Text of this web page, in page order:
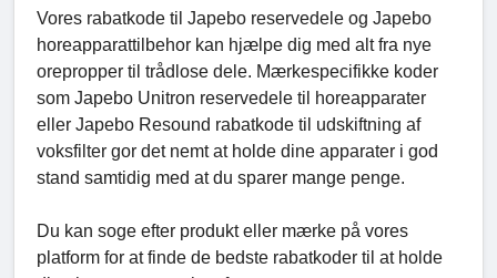
Vores rabatkode til Japebo reservedele og Japebo
horeapparattilbehor kan hjælpe dig med alt fra nye
orepropper til trådlose dele. Mærkespecifikke koder
som Japebo Unitron reservedele til horeapparater
eller Japebo Resound rabatkode til udskiftning af
voksfilter gor det nemt at holde dine apparater i god
stand samtidig med at du sparer mange penge.
Du kan soge efter produkt eller mærke på vores
platform for at finde de bedste rabatkoder til at holde